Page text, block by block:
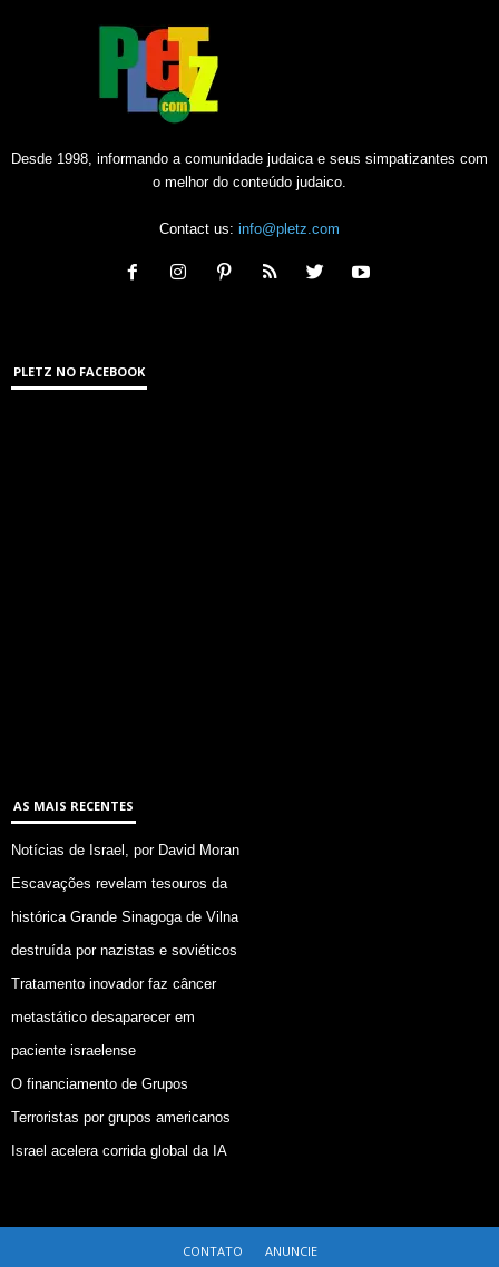
Desde 1998, informando a comunidade judaica e seus simpatizantes com
o melhor do conteúdo judaico.
Contact us: info@pletz.com
PLETZ NO FACEBOOK
AS MAIS RECENTES
Notícias de Israel, por David Moran
Escavações revelam tesouros da
histórica Grande Sinagoga de Vilna
destruída por nazistas e soviéticos
Tratamento inovador faz câncer
metastático desaparecer em
paciente israelense
O financiamento de Grupos
Terroristas por grupos americanos
Israel acelera corrida global da IA
CONTATO ANUNCIE